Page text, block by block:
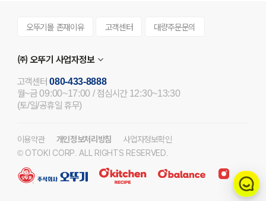
오뚜기몰 존재이유 고객센터 대량주문문의
㈜ 오뚜기 사업자정보
고객센터080-433-8888
월~금 09:00~17:00 / 점심시간 12:30~13:30
(토/일/공휴일 휴무)
이용약관 개인정보처리방침
사업자정보확인
© OTOKI CORP. ALL RIGHTS RESERVED.